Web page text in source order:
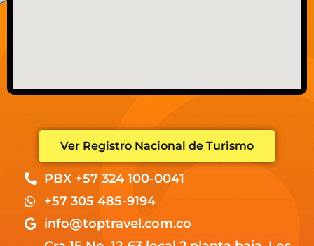
Ver Registro Nacional de Turismo
PBX +57 324 100-0041
+57 305 485-9194
info@toptravel.com.co